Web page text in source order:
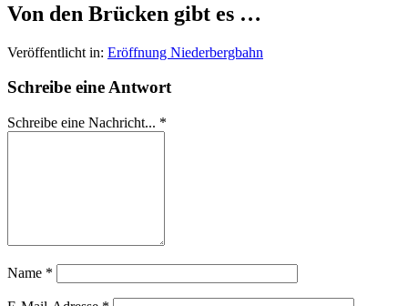
Von den Brücken gibt es …
Veröffentlicht in: Eröffnung Niederbergbahn
Schreibe eine Antwort
Schreibe eine Nachricht... *
Name *